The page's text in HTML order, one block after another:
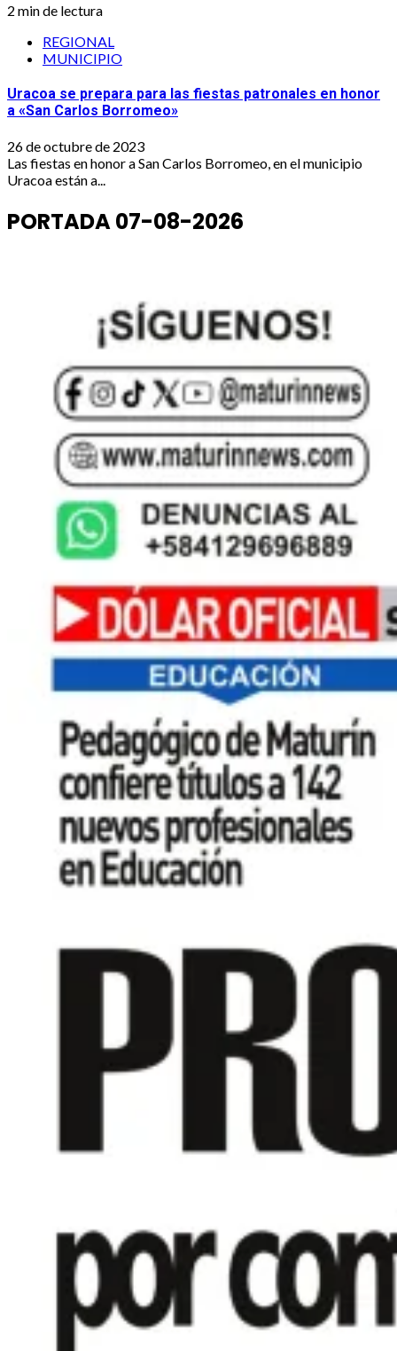
2 min de lectura
REGIONAL
MUNICIPIO
Uracoa se prepara para las fiestas patronales en honor
a «San Carlos Borromeo»
26 de octubre de 2023
Las fiestas en honor a San Carlos Borromeo, en el municipio
Uracoa están a...
PORTADA 07-08-2026